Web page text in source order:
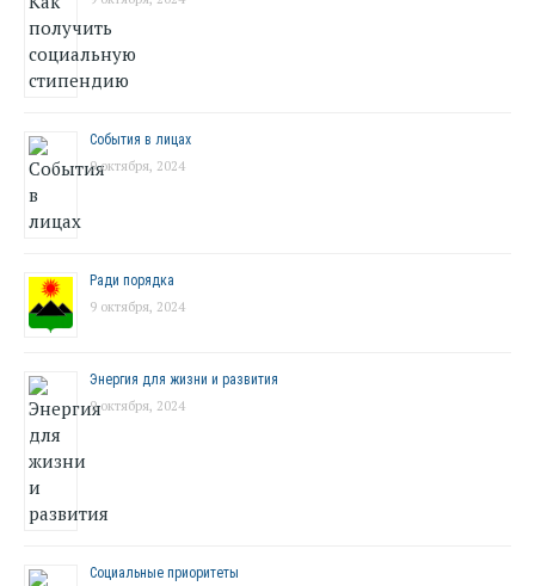
События в лицах
9 октября, 2024
Ради порядка
9 октября, 2024
Энергия для жизни и развития
9 октября, 2024
Социальные приоритеты